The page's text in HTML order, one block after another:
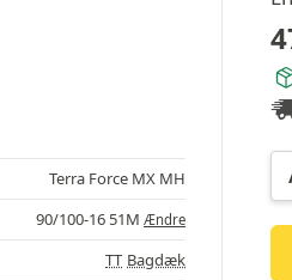
Terra Force MX MH
90/100-16 51M Ændre
TT Bagdæk